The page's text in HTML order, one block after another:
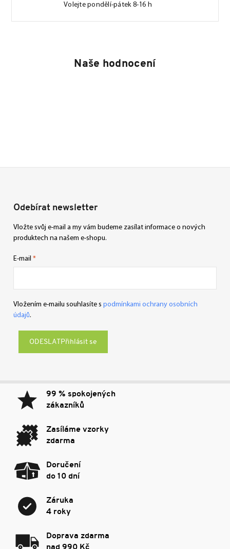
Volejte pondělí-pátek 8-16 h
Naše hodnocení
Odebírat newsletter
Vložte svůj e-mail a my vám budeme zasílat informace o nových
produktech na našem e-shopu.
E-mail
Vložením e-mailu souhlasíte s podmínkami ochrany osobních
údajů.
Přihlásit se
99 % spokojených
zákazníků
Zasíláme vzorky
zdarma
Doručení
do 10 dní
Záruka
4 roky
Doprava zdarma